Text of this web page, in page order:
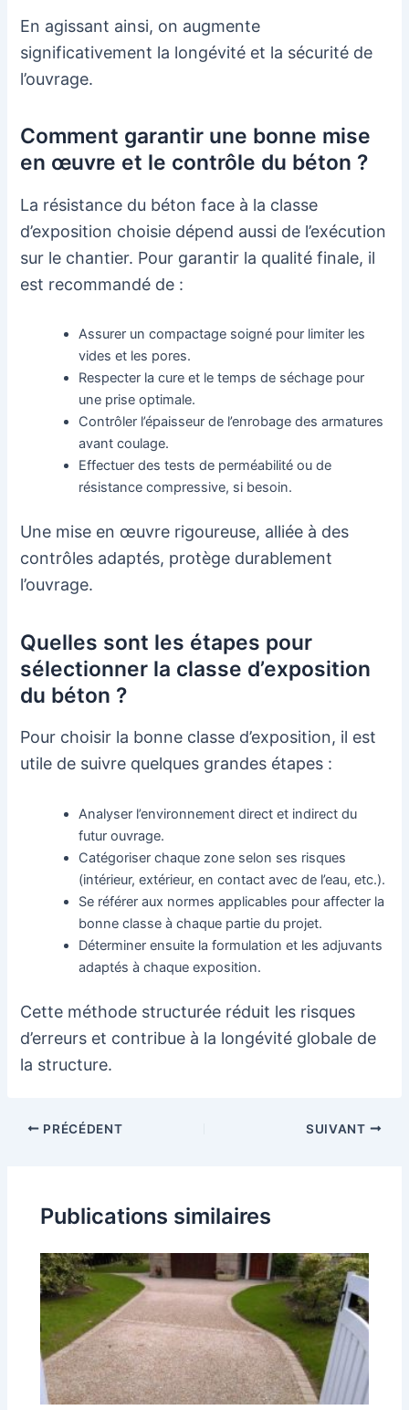
En agissant ainsi, on augmente
significativement la longévité et la sécurité de
l’ouvrage.
Comment garantir une bonne mise
en œuvre et le contrôle du béton ?
La résistance du béton face à la classe
d’exposition choisie dépend aussi de l’exécution
sur le chantier. Pour garantir la qualité finale, il
est recommandé de :
Assurer un compactage soigné pour limiter les
vides et les pores.
Respecter la cure et le temps de séchage pour
une prise optimale.
Contrôler l’épaisseur de l’enrobage des armatures
avant coulage.
Effectuer des tests de perméabilité ou de
résistance compressive, si besoin.
Une mise en œuvre rigoureuse, alliée à des
contrôles adaptés, protège durablement
l’ouvrage.
Quelles sont les étapes pour
sélectionner la classe d’exposition
du béton ?
Pour choisir la bonne classe d’exposition, il est
utile de suivre quelques grandes étapes :
Analyser l’environnement direct et indirect du
futur ouvrage.
Catégoriser chaque zone selon ses risques
(intérieur, extérieur, en contact avec de l’eau, etc.).
Se référer aux normes applicables pour affecter la
bonne classe à chaque partie du projet.
Déterminer ensuite la formulation et les adjuvants
adaptés à chaque exposition.
Cette méthode structurée réduit les risques
d’erreurs et contribue à la longévité globale de
la structure.
NavigationPRÉCÉDENT SUIVANT
Publications similaires